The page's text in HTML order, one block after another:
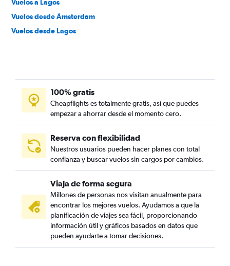
Vuelos a Lagos
Vuelos desde Ámsterdam
Vuelos desde Lagos
100% gratis
Cheapflights es totalmente gratis, así que puedes
empezar a ahorrar desde el momento cero.
Reserva con flexibilidad
Nuestros usuarios pueden hacer planes con total
confianza y buscar vuelos sin cargos por cambios.
Viaja de forma segura
Millones de personas nos visitan anualmente para
encontrar los mejores vuelos. Ayudamos a que la
planificación de viajes sea fácil, proporcionando
información útil y gráficos basados en datos que
pueden ayudarte a tomar decisiones.